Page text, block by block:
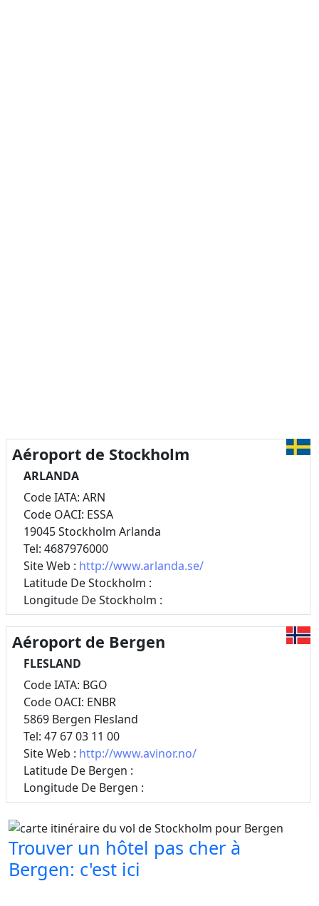
Aéroport de Stockholm
ARLANDA
Code IATA: ARN
Code OACI: ESSA
19045 Stockholm Arlanda
Tel: 4687976000
Site Web : http://www.arlanda.se/
Latitude De Stockholm :
Longitude De Stockholm :
Aéroport de Bergen
FLESLAND
Code IATA: BGO
Code OACI: ENBR
5869 Bergen Flesland
Tel: 47 67 03 11 00
Site Web : http://www.avinor.no/
Latitude De Bergen :
Longitude De Bergen :
Trouver un hôtel pas cher à
Bergen: c'est ici